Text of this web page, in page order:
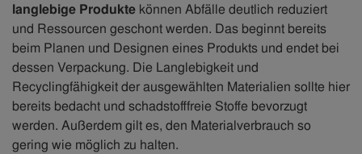
langlebige Produkte können Abfälle deutlich reduziert
und Ressourcen geschont werden. Das beginnt bereits
beim Planen und Designen eines Produkts und endet bei
dessen Verpackung. Die Langlebigkeit und
Recyclingfähigkeit der ausgewählten Materialien sollte hier
bereits bedacht und schadstofffreie Stoffe bevorzugt
werden. Außerdem gilt es, den Materialverbrauch so
gering wie möglich zu halten.